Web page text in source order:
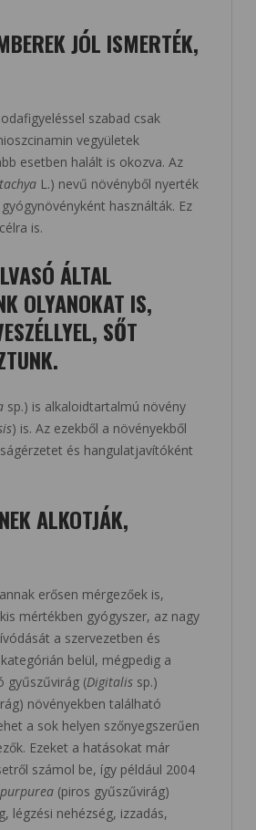
JÓL ISMERTÉK,
szabad csak
vegyületek
esetben halált is okozva. Az
L.) nevű növényből nyerték
használták. Ez
is.
ÁLTAL
OLYANOKAT IS,
SŐT
sp.) is alkaloidtartalmú növény
) is. Az ezekből a növényekből
és hangulatjavítóként
ALKOTJÁK,
erősen mérgezőek is,
mértékben gyógyszer, az nagy
a szervezetben és
belül, mégpedig a
gyűszűvirág (Digitalis sp.)
növényekben található
a sok helyen szőnyegszerűen
Ezeket a hatásokat már
számol be, így például 2004
(piros gyűszűvirág)
légzési nehézség, izzadás,